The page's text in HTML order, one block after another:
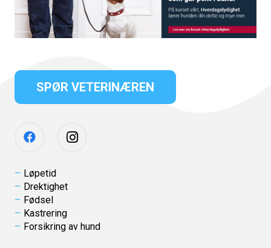
SPØR VETERINÆREN
Løpetid
Drektighet
Fødsel
Kastrering
Forsikring av hund